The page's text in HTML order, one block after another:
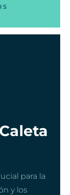
para la
y los